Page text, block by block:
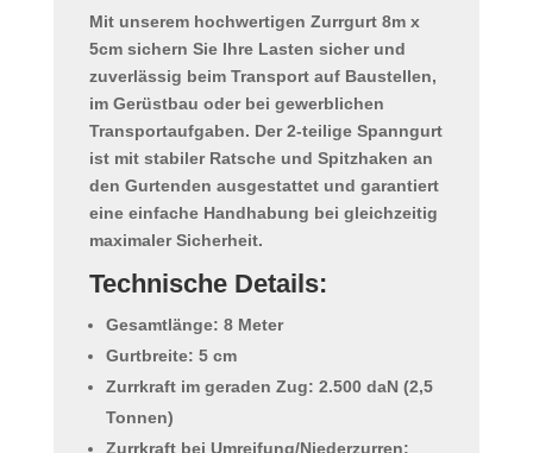
Mit unserem hochwertigen Zurrgurt 8m x
5cmsichern Sie Ihre Lasten sicher und
zuverlässig beim Transport auf Baustellen,
im Gerüstbau oder bei gewerblichen
Transportaufgaben. Der 2-teilige Spanngurt
ist mit stabiler Ratsche und Spitzhaken an
den Gurtenden ausgestattet und garantiert
eine einfache Handhabung bei gleichzeitig
maximaler Sicherheit.
Technische Details:
Gesamtlänge: 8 Meter
Gurtbreite: 5 cm
Zurrkraft im geraden Zug: 2.500 daN (2,5
Tonnen)
Zurrkraft bei Umreifung/Niederzurren: